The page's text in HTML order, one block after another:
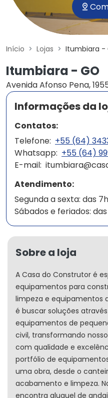
Início Lojas Itumbiara -
Itumbiara - GO
Avenida Afonso Pena,
Informações da
Contatos:
Telefone: +55 (64)
Whatsapp: +55 (64)
E-mail:
Atendimento:
Segunda a sexta: das
Sábados e feriados: das
Sobre a loja
A Casa do Construtor é
equipamentos para
limpeza e equipamentos
é buscar soluções
equipamentos de
civil, transformando
com qualidade e
portfólio de
uma obra, desde o
acabamento e limpeza.
encontra aluguel de